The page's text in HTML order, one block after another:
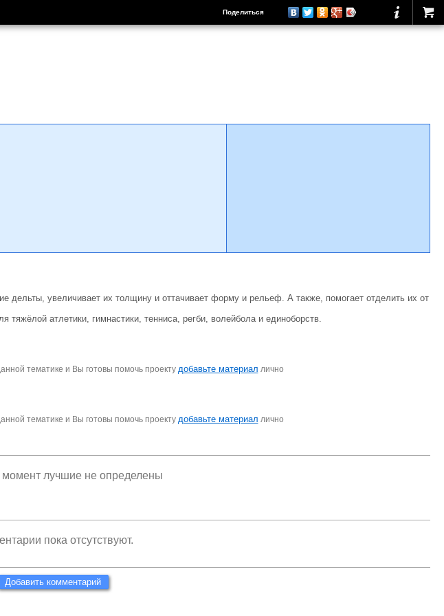
Поделиться
дельты, увеличивает их толщину и оттачивает форму и рельеф. А также, помогает отделить их от
атлетики, гимнастики, тенниса, регби, волейбола и единоборств.
тематике и Вы готовы помочь проекту добавьте материал лично
тематике и Вы готовы помочь проекту добавьте материал лично
лучшие не определены
пока отсутствуют.
Добавить комментарий